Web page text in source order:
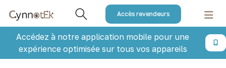
Accès revendeurs
Accédez à notre application mobile pour une
expérience optimisée sur tous vos appareils